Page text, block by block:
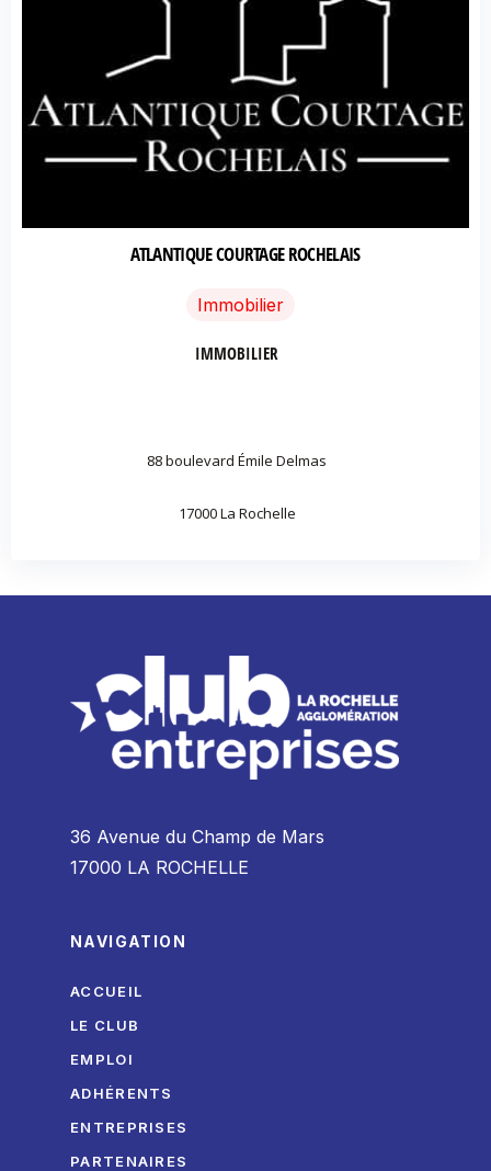
ATLANTIQUE COURTAGE ROCHELAIS
Immobilier
IMMOBILIER
88 boulevard Émile Delmas
17000 La Rochelle
36 Avenue du Champ de Mars
17000 LA ROCHELLE
NAVIGATION
ACCUEIL
LE CLUB
EMPLOI
ADHÉRENTS
ENTREPRISES
PARTENAIRES